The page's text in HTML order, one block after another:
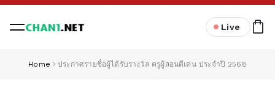
Live
Home ประกาศรายชื่อผู้ได้รับรางวัล ครูผู้สอนดีเด่น ประจำปี 2568